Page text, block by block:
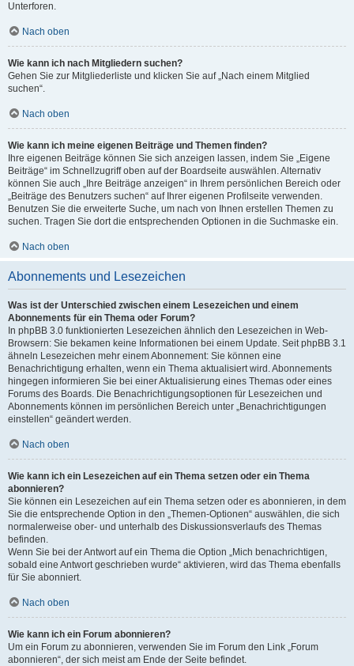
Unterforen.
Nach oben
Wie kann ich nach Mitgliedern suchen?
Gehen Sie zur Mitgliederliste und klicken Sie auf „Nach einem Mitglied
suchen“.
Nach oben
Wie kann ich meine eigenen Beiträge und Themen finden?
Ihre eigenen Beiträge können Sie sich anzeigen lassen, indem Sie „Eigene
Beiträge“ im Schnellzugriff oben auf der Boardseite auswählen. Alternativ
können Sie auch „Ihre Beiträge anzeigen“ in Ihrem persönlichen Bereich oder
„Beiträge des Benutzers suchen“ auf Ihrer eigenen Profilseite verwenden.
Benutzen Sie die erweiterte Suche, um nach von Ihnen erstellen Themen zu
suchen. Tragen Sie dort die entsprechenden Optionen in die Suchmaske ein.
Nach oben
Abonnements und Lesezeichen
Was ist der Unterschied zwischen einem Lesezeichen und einem
Abonnements für ein Thema oder Forum?
In phpBB 3.0 funktionierten Lesezeichen ähnlich den Lesezeichen in Web-
Browsern: Sie bekamen keine Informationen bei einem Update. Seit phpBB 3.1
ähneln Lesezeichen mehr einem Abonnement: Sie können eine
Benachrichtigung erhalten, wenn ein Thema aktualisiert wird. Abonnements
hingegen informieren Sie bei einer Aktualisierung eines Themas oder eines
Forums des Boards. Die Benachrichtigungsoptionen für Lesezeichen und
Abonnements können im persönlichen Bereich unter „Benachrichtigungen
einstellen“ geändert werden.
Nach oben
Wie kann ich ein Lesezeichen auf ein Thema setzen oder ein Thema
abonnieren?
Sie können ein Lesezeichen auf ein Thema setzen oder es abonnieren, in dem
Sie die entsprechende Option in den „Themen-Optionen“ auswählen, die sich
normalerweise ober- und unterhalb des Diskussionsverlaufs des Themas
befinden.
Wenn Sie bei der Antwort auf ein Thema die Option „Mich benachrichtigen,
sobald eine Antwort geschrieben wurde“ aktivieren, wird das Thema ebenfalls
für Sie abonniert.
Nach oben
Wie kann ich ein Forum abonnieren?
Um ein Forum zu abonnieren, verwenden Sie im Forum den Link „Forum
abonnieren“, der sich meist am Ende der Seite befindet.